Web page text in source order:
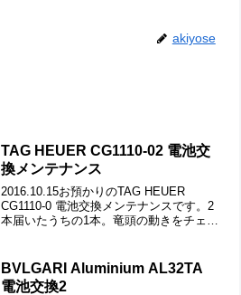
akiyose
TAG HEUER CG1110-02 電池交
換メンテナンス
2016.10.15お預かりのTAG HEUER
CG1110-0 電池交換メンテナンスです。2
本届いたうちの1本。竜頭の動きをチェッ
します。ベルトごと洗浄でバックルの...
BVLGARI Aluminium AL32TA
電池交換2